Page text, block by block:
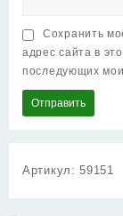
Сохранить
адрес сайта в
последующих
Артикул:59151